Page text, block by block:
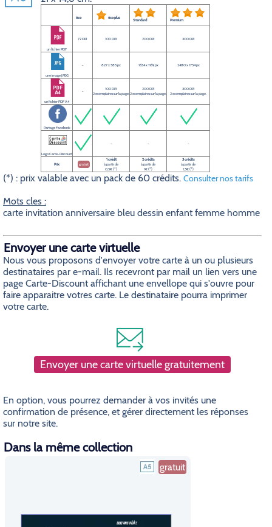
éco éco plus Standard Premium
un fichier PDF
72 DPI 100 DPI 200 DPI 300 DPI
une image JPEG
- 827 x 585 px 1654 x 1169 px 2480 x 1754 px
un fichier PDF A4
-
100 DPI
2 exemplaires sur la page.
200 DPI
2 exemplaires sur la page.
300 DPI
2 exemplaires sur la page.
Partage Facebook
Logo Carte-Discount
- - -
Prix gratuit
1 crédit
à partir de
0,5€ (*)
2 crédits
à partir de
1€ (*)
3 crédits
à partir de
1,5€ (*)
(*) : prix valable avec un pack de 60 crédits. Consulter nos tarifs
Mots cles :
carte invitation anniversaire bleu dessin enfant femme homme
Envoyer une carte virtuelle
Nous vous proposons d'envoyer votre carte à un ou plusieurs
destinataires par e-mail. Ils recevront par mail un lien vers une
page Carte-Discount affichant une envellope qui s'ouvre pour
faire apparaitre votres carte. Le destinataire pourra imprimer
votre carte.
Envoyer une carte virtuelle gratuitement
En option, vous pourrez demander à vos invités une
confirmation de présence, et gérer directement les réponses
sur notre site.
Dans la même collection
gratuit